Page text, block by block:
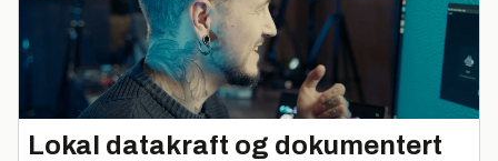
Lokal datakraft og dokumentert